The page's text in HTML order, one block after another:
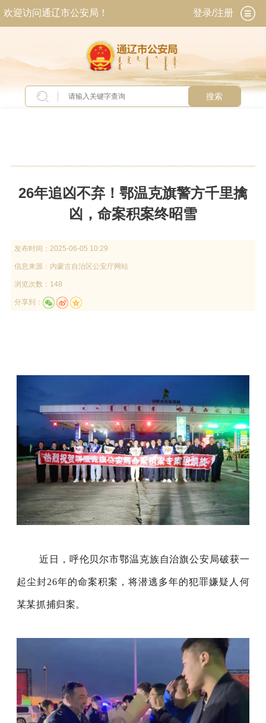
欢迎访问通辽市公安局！ 登录/注册
搜索
26年追凶不弃！鄂温克旗警方千里擒
凶，命案积案终昭雪
发布时间： 2025-06-05 10:29
信息来源： 内蒙古自治区公安厅网站
浏览次数：148
分享到：
近日，呼伦贝尔市鄂温克族自治旗公安局破获一
起尘封26年的命案积案，将潜逃多年的犯罪嫌疑人何
某某抓捕归案。